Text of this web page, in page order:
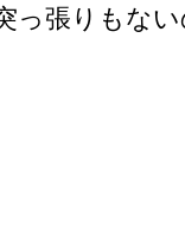
っ張りもな